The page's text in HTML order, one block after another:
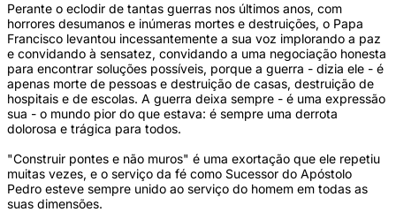
Perante o eclodir de tantas guerras nos últimos anos, com
horrores desumanos e inúmeras mortes e destruições, o Papa
Francisco levantou incessantemente a sua voz implorando a paz
e convidando à sensatez, convidando a uma negociação honesta
para encontrar soluções possíveis, porque a guerra - dizia ele - é
apenas morte de pessoas e destruição de casas, destruição de
hospitais e de escolas. A guerra deixa sempre - é uma expressão
sua - o mundo pior do que estava: é sempre uma derrota
dolorosa e trágica para todos.
"Construir pontes e não muros" é uma exortação que ele repetiu
muitas vezes, e o serviço da fé como Sucessor do Apóstolo
Pedro esteve sempre unido ao serviço do homem em todas as
suas dimensões.